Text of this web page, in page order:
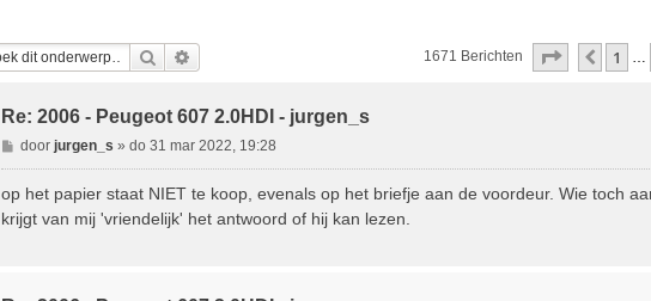
Zoek 1671 Berichten Pagina112
Vorige
1 …
Re: 2006 - Peugeot 607 2.0HDI - jurgen_s
B
e
c
door jurgen_s » do 31 mar 2022, 19:28
op het papier staat NIET te koop, evenals op het briefje aan de voordeur. Wie toch
krijgt van mij 'vriendelijk' het antwoord of hij kan lezen.